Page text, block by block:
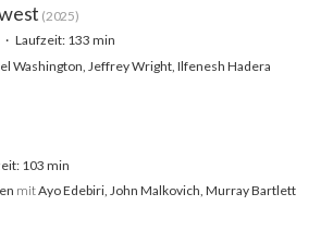
(2025)
Laufzeit: 133 min
Washington, Jeffrey Wright, Ilfenesh Hadera
103 min
mitAyo Edebiri, John Malkovich, Murray Bartlett